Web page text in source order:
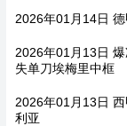
2026年01月14日
2026年01月13日
失单刀埃梅里中框
2026年01月13日
利亚